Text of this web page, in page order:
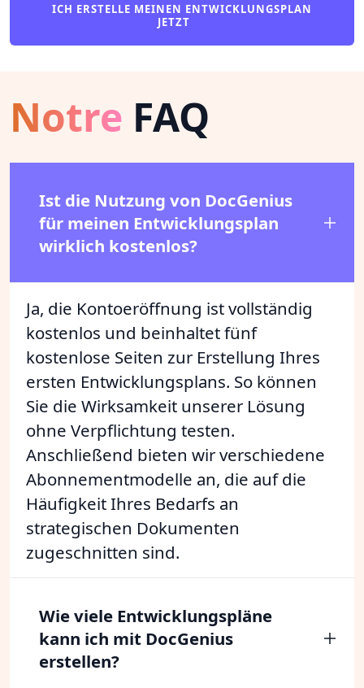
ICH ERSTELLE MEINEN ENTWICKLUNGSPLAN
JETZT
Notre FAQ
Ist die Nutzung von DocGenius
für meinen Entwicklungsplan
wirklich kostenlos?
Ja, die Kontoeröffnung ist vollständig
kostenlos und beinhaltet fünf
kostenlose Seiten zur Erstellung Ihres
ersten Entwicklungsplans. So können
Sie die Wirksamkeit unserer Lösung
ohne Verpflichtung testen.
Anschließend bieten wir verschiedene
Abonnementmodelle an, die auf die
Häufigkeit Ihres Bedarfs an
strategischen Dokumenten
zugeschnitten sind.
Wie viele Entwicklungspläne
kann ich mit DocGenius
erstellen?